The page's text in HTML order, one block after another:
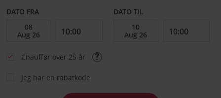
DATO FRA DATO TIL
Chauffør over 25 år
Jeg har en rabatkode